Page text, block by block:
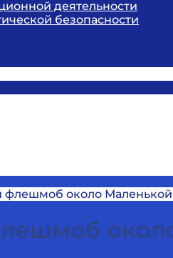
деятельности
безопасности
около Маленькой